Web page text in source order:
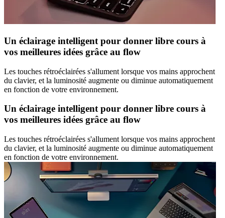
Un éclairage intelligent pour donner libre cours à
vos meilleures idées grâce au flow
Les touches rétroéclairées s'allument lorsque vos mains approchent
du clavier, et la luminosité augmente ou diminue automatiquement
en fonction de votre environnement.
Un éclairage intelligent pour donner libre cours à
vos meilleures idées grâce au flow
Les touches rétroéclairées s'allument lorsque vos mains approchent
du clavier, et la luminosité augmente ou diminue automatiquement
en fonction de votre environnement.